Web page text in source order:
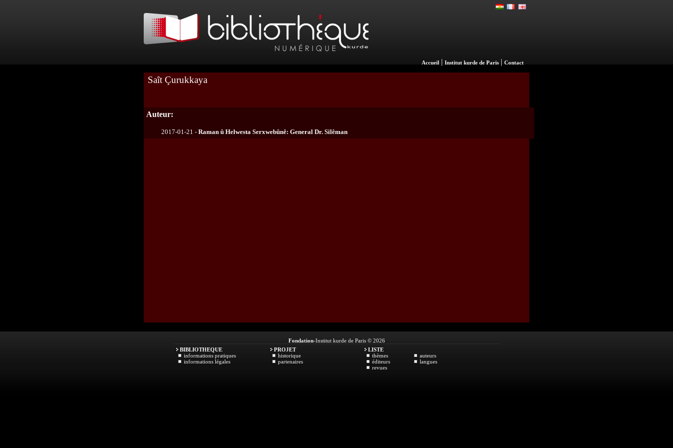
Accueil | Institut kurde de Paris | Contact
Saît Çurukkaya
Auteur:
2017-01-21 - Raman û Helwesta Serxwebûnê: General Dr. Silêman
Fondation-Institut kurde de Paris © 2026
BIBLIOTHEQUE
informations pratiques
informations légales
PROJET
historique
partenaires
LISTE
thèmes
auteurs
éditeurs
langues
revues